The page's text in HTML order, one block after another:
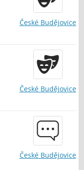
České Budějovice
České Budějovice
České Budějovice